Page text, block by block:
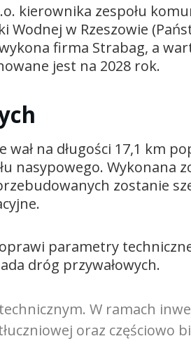
kierownika zespołu
Wodnej w Rzeszowie
firma Strabag, a
jest na 2028 rok.
na długości 17,1 km
nasypowego. Wykonana
zostanie
parametry
dróg przywałowych.
W ramach
oraz częściowo